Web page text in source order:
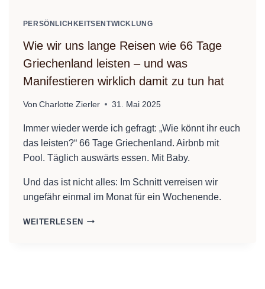
PERSÖNLICHKEITSENTWICKLUNG
Wie wir uns lange Reisen wie 66 Tage
Griechenland leisten – und was
Manifestieren wirklich damit zu tun hat
Von Charlotte Zierler 31. Mai 2025
Immer wieder werde ich gefragt: „Wie könnt ihr euch
das leisten?“ 66 Tage Griechenland. Airbnb mit
Pool. Täglich auswärts essen. Mit Baby.
Und das ist nicht alles: Im Schnitt verreisen wir
ungefähr einmal im Monat für ein Wochenende.
WEITERLESENWIE